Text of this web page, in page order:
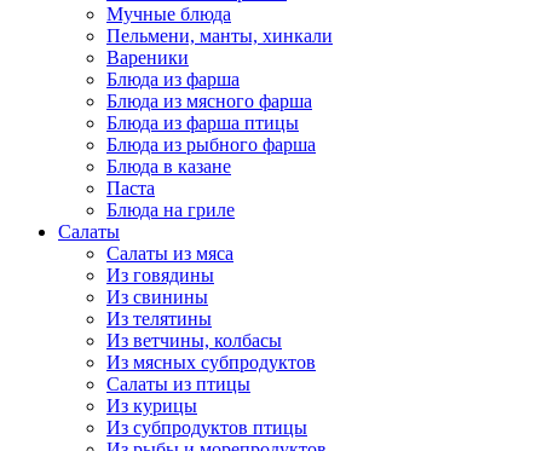
Мучные блюда
Пельмени, манты, хинкали
Вареники
Блюда из фарша
Блюда из мясного фарша
Блюда из фарша птицы
Блюда из рыбного фарша
Блюда в казане
Паста
Блюда на гриле
Салаты
Салаты из мяса
Из говядины
Из свинины
Из телятины
Из ветчины, колбасы
Из мясных субпродуктов
Салаты из птицы
Из курицы
Из субпродуктов птицы